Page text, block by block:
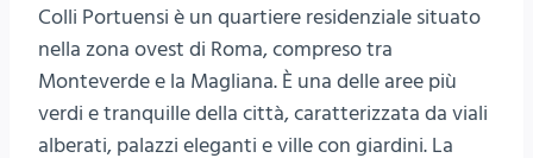
Colli Portuensi è un quartiere residenziale situato
nella zona ovest di Roma, compreso tra
Monteverde e la Magliana. È una delle aree più
verdi e tranquille della città, caratterizzata da viali
alberati, palazzi eleganti e ville con giardini. La